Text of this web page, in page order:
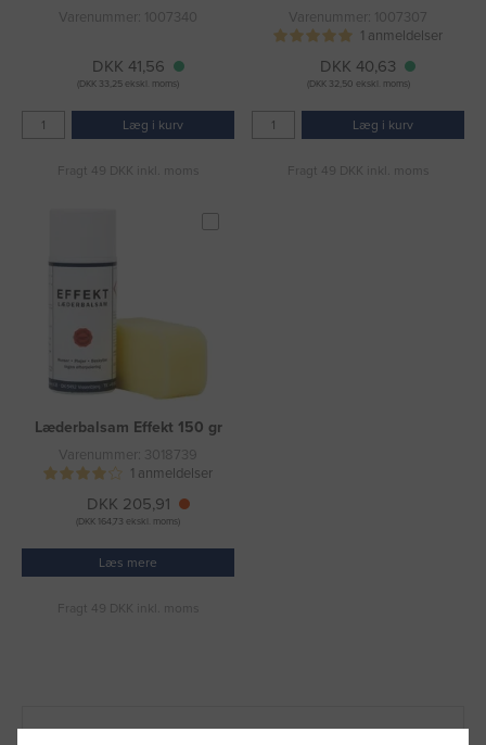
Varenummer: 1007340
DKK 41,56
(DKK 33,25 ekskl. moms)
Læg i kurv
Fragt 49 DKK inkl. moms
Varenummer: 1007307
1 anmeldelser
DKK 40,63
(DKK 32,50 ekskl. moms)
Læg i kurv
Fragt 49 DKK inkl. moms
Læderbalsam Effekt 150 gr
Varenummer: 3018739
1 anmeldelser
DKK 205,91
(DKK 164,73 ekskl. moms)
Læs mere
Fragt 49 DKK inkl. moms